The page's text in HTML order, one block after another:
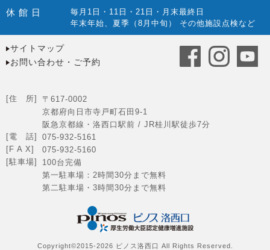
休 館 日
毎月1日・11日・21日・月末最終日
年末年始、夏季（8月中旬） その他施設点検など
サイトマップ
お問い合わせ・ご予約
[住 所]
〒617-0002
京都府向日市寺戸町石田9-1
阪急京都線・洛西口駅前 / JR桂川駅徒歩7分
[電 話]
075-932-5161
[F A X]
075-932-5160
[駐車場]
100台完備
第一駐車場：2時間30分まで無料
第二駐車場・3時間30分まで無料
Copyright©2015-2026 ピノス洛西口 All Rights Reserved.